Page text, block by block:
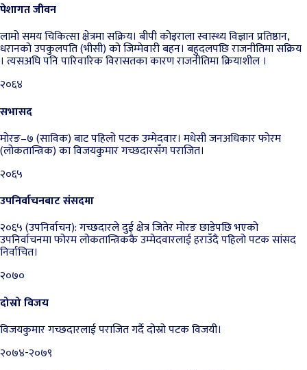
पेशागत जीवन
लामो समय चिकित्सा क्षेत्रमा सक्रिय। बीपी कोइराला स्वास्थ्य विज्ञान प्रतिष्ठान,
धरानको उपकुलपति (भीसी) को जिम्मेवारी बहन। बहुदलपछि राजनीतिमा सक्रिय
। त्यसअघि पनि पारिवारिक विरासतका कारण राजनीतिमा क्रियाशील ।
२०६४
सभासद
मोरङ–७ (साविक) बाट पहिलो पटक उम्मेदवार। मधेसी जनअधिकार फोरम
(लोकतान्त्रिक) का विजयकुमार गच्छदारसँग पराजित।
२०६५
उपनिर्वाचनबाट संसदमा
२०६५ (उपनिर्वाचन): गच्छदारले दुई क्षेत्र जितेर मोरङ छाडेपछि भएको
उपनिर्वाचनमा फोरम लोकतान्त्रिककै उम्मेदवारलाई हराउँदै पहिलो पटक सांसद
निर्वाचित।
२०७०
दोस्रो विजय
विजयकुमार गच्छदारलाई पराजित गर्दै दोस्रो पटक विजयी।
२०७४-२०७९